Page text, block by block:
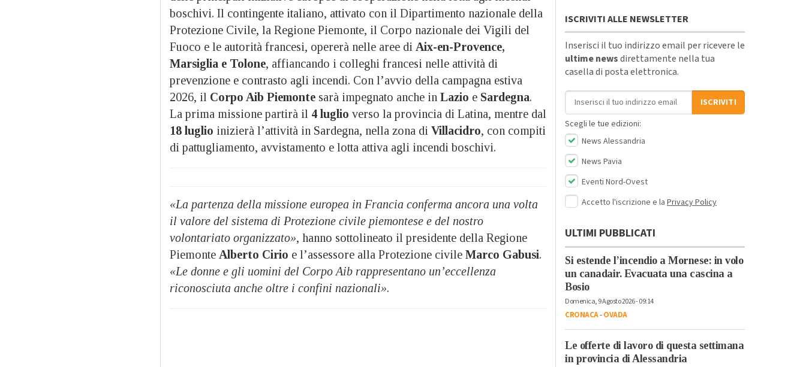
boschivi. Il contingente italiano, attivato con il Dipartimento nazionale della
Protezione Civile, la Regione Piemonte, il Corpo nazionale dei Vigili del
Fuoco e le autorità francesi, opererà nelle aree di Aix-en-Provence,
Marsiglia e Tolone, affiancando i colleghi francesi nelle attività di
prevenzione e contrasto agli incendi. Con l’avvio della campagna estiva
2026, il Corpo Aib Piemonte sarà impegnato anche in Lazio e Sardegna.
La prima missione partirà il 4 luglio verso la provincia di Latina, mentre dal
18 luglio inizierà l’attività in Sardegna, nella zona di Villacidro, con compiti
di pattugliamento, avvistamento e lotta attiva agli incendi boschivi.
«La partenza della missione europea in Francia conferma ancora una volta
il valore del sistema di Protezione civile piemontese e del nostro
volontariato organizzato», hanno sottolineato il presidente della Regione
Piemonte Alberto Cirio e l’assessore alla Protezione civile Marco Gabusi.
«Le donne e gli uomini del Corpo Aib rappresentano un’eccellenza
riconosciuta anche oltre i confini nazionali».
ISCRIVITI ALLE NEWSLETTER
Inserisci il tuo indirizzo email per ricevere le
ultime newsdirettamente nella tua
casella di posta elettronica.
Indirizzo email
ISCRIVITI
Scegli le tue edizioni:
News Alessandria
News Pavia
Eventi Nord-Ovest
Accetto l'iscrizione e la Privacy Policy
ULTIMI PUBBLICATI
Si estende l’incendio a Mornese: in volo
un canadair. Evacuata una cascina a
Bosio
Domenica, 9 Agosto 2026 - 09:14
CRONACA-OVADA
Le offerte di lavoro di questa settimana
in provincia di Alessandria